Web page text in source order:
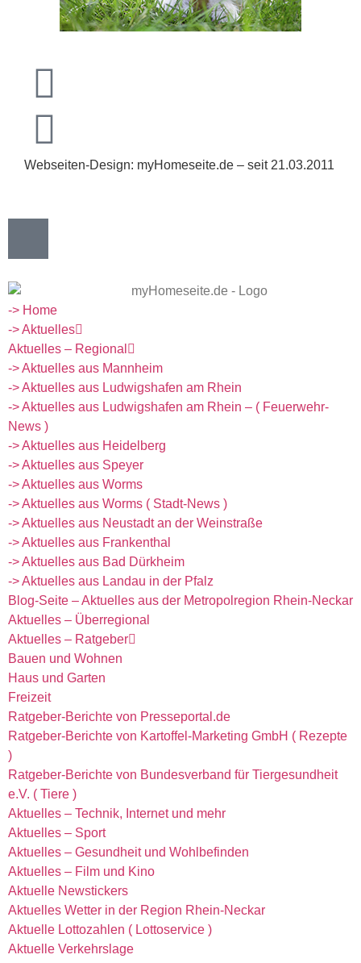
Webseiten-Design: myHomeseite.de – seit 21.03.2011
-> Home
-> Aktuelles
Aktuelles – Regional
-> Aktuelles aus Mannheim
-> Aktuelles aus Ludwigshafen am Rhein
-> Aktuelles aus Ludwigshafen am Rhein – ( Feuerwehr-
News )
-> Aktuelles aus Heidelberg
-> Aktuelles aus Speyer
-> Aktuelles aus Worms
-> Aktuelles aus Worms ( Stadt-News )
-> Aktuelles aus Neustadt an der Weinstraße
-> Aktuelles aus Frankenthal
-> Aktuelles aus Bad Dürkheim
-> Aktuelles aus Landau in der Pfalz
Blog-Seite – Aktuelles aus der Metropolregion Rhein-Neckar
Aktuelles – Überregional
Aktuelles – Ratgeber
Bauen und Wohnen
Haus und Garten
Freizeit
Ratgeber-Berichte von Presseportal.de
Ratgeber-Berichte von Kartoffel-Marketing GmbH ( Rezepte
)
Ratgeber-Berichte von Bundesverband für Tiergesundheit
e.V. ( Tiere )
Aktuelles – Technik, Internet und mehr
Aktuelles – Sport
Aktuelles – Gesundheit und Wohlbefinden
Aktuelles – Film und Kino
Aktuelle Newstickers
Aktuelles Wetter in der Region Rhein-Neckar
Aktuelle Lottozahlen ( Lottoservice )
Aktuelle Verkehrslage